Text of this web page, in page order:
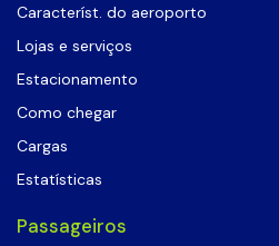
Característ. do aeroporto
Lojas e serviços
Estacionamento
Como chegar
Cargas
Estatísticas
Passageiros